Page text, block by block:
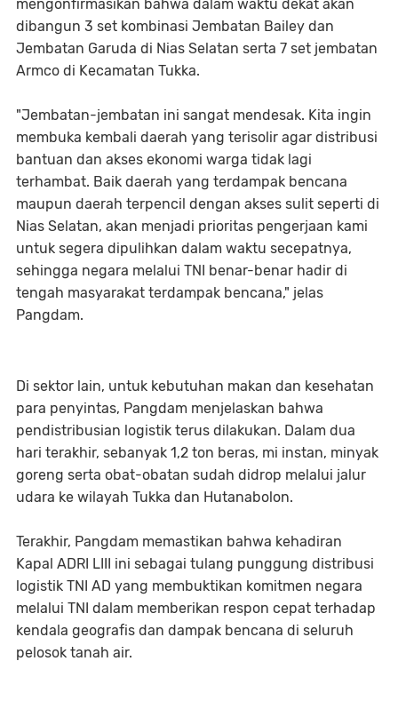
mengonfirmasikan bahwa dalam waktu dekat akan
dibangun 3 set kombinasi Jembatan Bailey dan
Jembatan Garuda di Nias Selatan serta 7 set jembatan
Armco di Kecamatan Tukka.
"Jembatan-jembatan ini sangat mendesak. Kita ingin
membuka kembali daerah yang terisolir agar distribusi
bantuan dan akses ekonomi warga tidak lagi
terhambat. Baik daerah yang terdampak bencana
maupun daerah terpencil dengan akses sulit seperti di
Nias Selatan, akan menjadi prioritas pengerjaan kami
untuk segera dipulihkan dalam waktu secepatnya,
sehingga negara melalui TNI benar-benar hadir di
tengah masyarakat terdampak bencana," jelas
Pangdam.
Di sektor lain, untuk kebutuhan makan dan kesehatan
para penyintas, Pangdam menjelaskan bahwa
pendistribusian logistik terus dilakukan. Dalam dua
hari terakhir, sebanyak 1,2 ton beras, mi instan, minyak
goreng serta obat-obatan sudah didrop melalui jalur
udara ke wilayah Tukka dan Hutanabolon.
Terakhir, Pangdam memastikan bahwa kehadiran
Kapal ADRI LIII ini sebagai tulang punggung distribusi
logistik TNI AD yang membuktikan komitmen negara
melalui TNI dalam memberikan respon cepat terhadap
kendala geografis dan dampak bencana di seluruh
pelosok tanah air.